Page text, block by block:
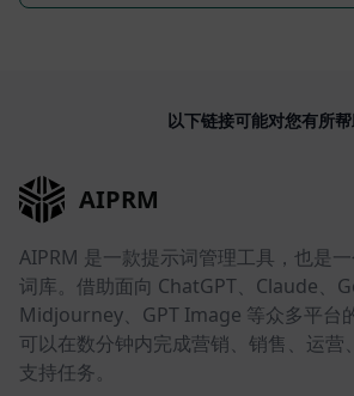
以下链接可能对您有所
AIPRM
AIPRM 是一款提示词管理工具，也是
词库。借助面向 ChatGPT、Claude、
Midjourney、GPT Image 等众多平台
可以在数分钟内完成营销、销售、运营
支持任务。